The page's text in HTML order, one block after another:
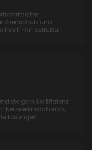
Virenschutz und
Ihre IT-Infrastruktur.
steigern Sie Effizienz
Netzwerkinstallation,
Lösungen.